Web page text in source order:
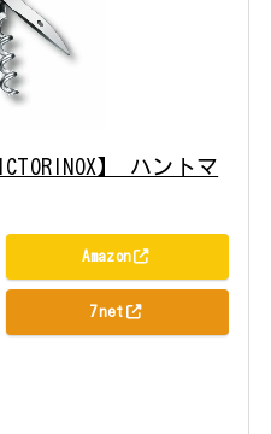
】 ハントマ
Amazon
7net